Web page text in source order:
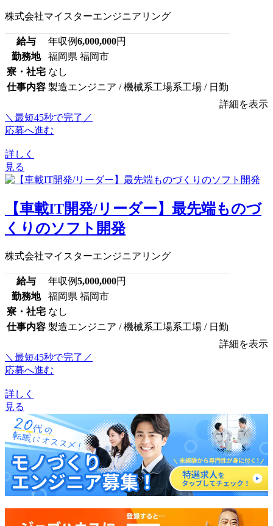
株式会社マイスターエンジニアリング
給与 年収例6,000,000円
勤務地
福岡県 福岡市
寮・社宅 なし
仕事内容 製造エンジニア / 機械系工場系工場 / 日勤
詳細を表示
＼最短45秒で完了／
応募へ進む
詳しく
見る
【車載IT開発/リーダー】最先端ものづ
くりのソフト開発
株式会社マイスターエンジニアリング
給与 年収例5,000,000円
勤務地
福岡県 福岡市
寮・社宅 なし
仕事内容 製造エンジニア / 機械系工場系工場 / 日勤
詳細を表示
＼最短45秒で完了／
応募へ進む
詳しく
見る